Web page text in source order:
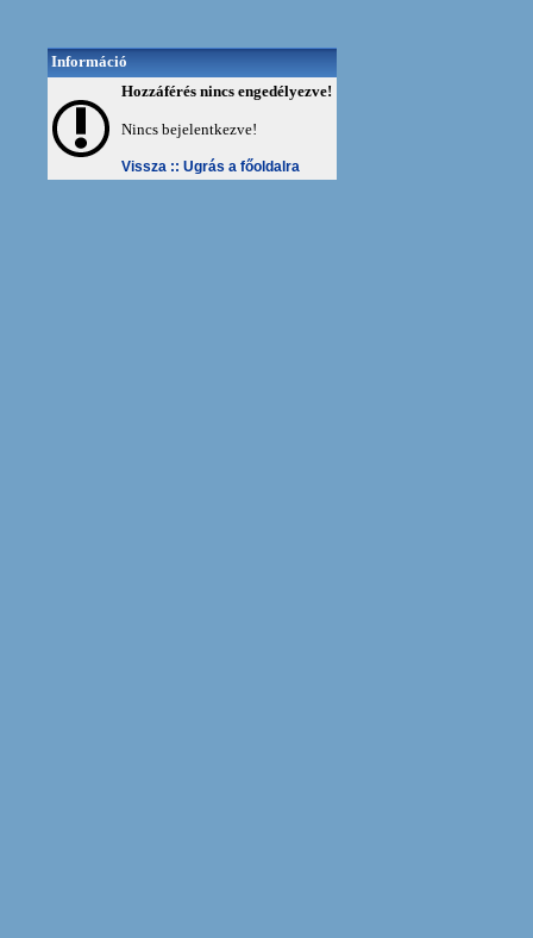
Információ
Hozzáférés nincs engedélyezve!
Nincs bejelentkezve!
Vissza :: Ugrás a főoldalra